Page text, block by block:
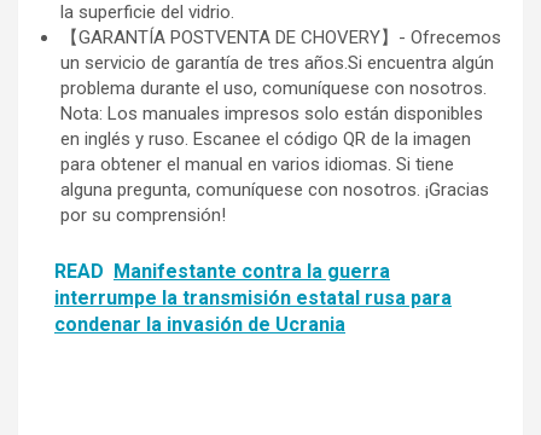
la superficie del vidrio.
【GARANTÍA POSTVENTA DE CHOVERY】- Ofrecemos
un servicio de garantía de tres años.Si encuentra algún
problema durante el uso, comuníquese con nosotros.
Nota: Los manuales impresos solo están disponibles
en inglés y ruso. Escanee el código QR de la imagen
para obtener el manual en varios idiomas. Si tiene
alguna pregunta, comuníquese con nosotros. ¡Gracias
por su comprensión!
READ Manifestante contra la guerra
interrumpe la transmisión estatal rusa para
condenar la invasión de Ucrania